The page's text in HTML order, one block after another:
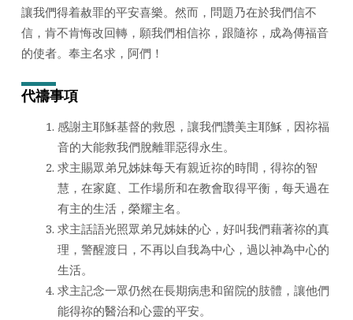
讓我們得着赦罪的平安喜樂。然而，問題乃在於我們信不
信，肯不肯悔改回轉，願我們相信祢，跟隨祢，成為傳福音
的使者。奉主名求，阿們！
代禱事項
感謝主耶穌基督的救恩，讓我們讚美主耶穌，因祢福
音的大能救我們脫離罪惡得永生。
求主賜眾弟兄姊妹每天有親近祢的時間，得祢的智
慧，在家庭、工作場所和在教會取得平衡，每天過在
有主的生活，榮耀主名。
求主話語光照眾弟兄姊妹的心，好叫我們藉著祢的真
理，警醒渡日，不再以自我為中心，過以神為中心的
生活。
求主記念一眾仍然在長期病患和留院的肢體，讓他們
能得祢的醫治和心靈的平安。